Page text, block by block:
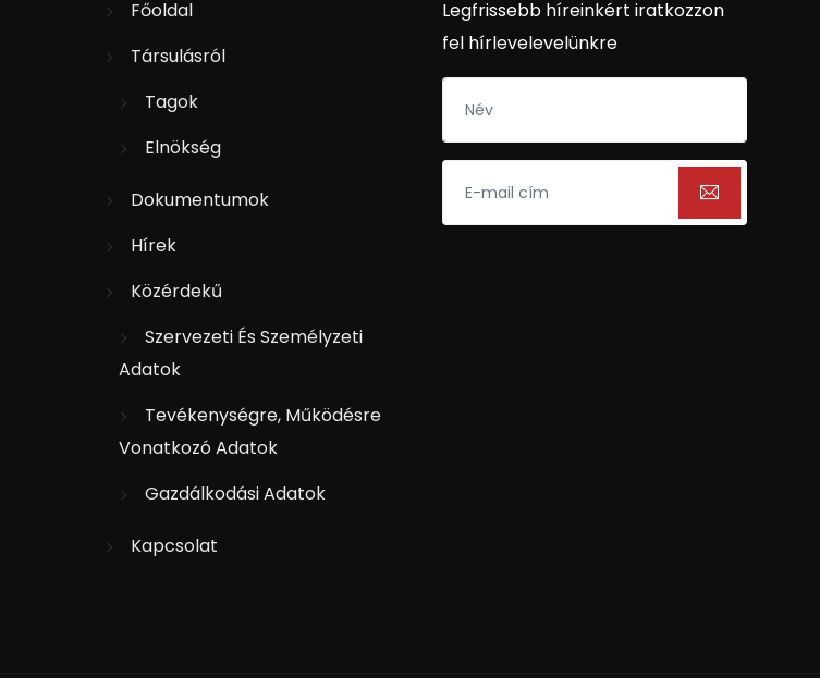
Főoldal
Társulásról
Tagok
Elnökség
Dokumentumok
Hírek
Közérdekű
Szervezeti És Személyzeti
Adatok
Tevékenységre, Működésre
Vonatkozó Adatok
Gazdálkodási Adatok
Kapcsolat
Legfrissebb híreinkért iratkozzon
fel hírlevelevelünkre